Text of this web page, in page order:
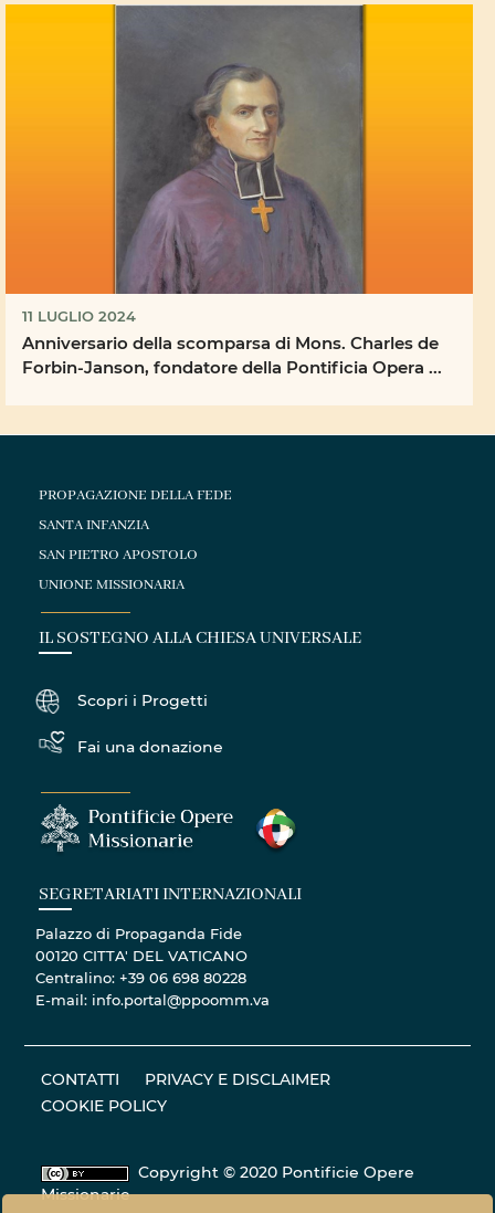
11 LUGLIO 2024
Anniversario della scomparsa di Mons. Charles de
Forbin-Janson, fondatore della Pontificia Opera ...
PROPAGAZIONE DELLA FEDE
SANTA INFANZIA
SAN PIETRO APOSTOLO
UNIONE MISSIONARIA
IL SOSTEGNO ALLA CHIESA UNIVERSALE
Scopri i Progetti
Fai una donazione
SEGRETARIATI INTERNAZIONALI
Palazzo di Propaganda Fide
00120 CITTA' DEL VATICANO
Centralino: +39 06 698 80228
E-mail: info.portal@ppoomm.va
CONTATTI
PRIVACY E DISCLAIMER
COOKIE POLICY
Copyright © 2020 Pontificie Opere
Missionarie